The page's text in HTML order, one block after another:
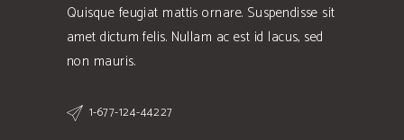
Quisque feugiat mattis ornare. Suspendisse sit
amet dictum felis. Nullam ac est id lacus, sed
non mauris.
1-677-124-44227